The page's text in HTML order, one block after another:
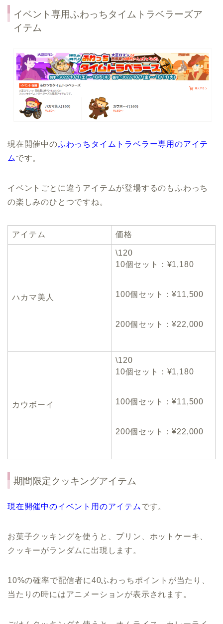
イベント専用ふわっちタイムトラベラーズア
イテム
現在開催中のふわっちタイムトラベラー専用のアイテ
ム です。
イベントごとに違うアイテムが登場するのもふわっち
の楽しみのひとつですね。
アイテム 価格
ハカマ美人
\120
10個セット：¥1,180
100個セット：¥11,500
200個セット：¥22,000
カウボーイ
\120
10個セット：¥1,180
100個セット：¥11,500
200個セット：¥22,000
期間限定クッキングアイテム
現在開催中のイベント用のアイテムです。
お菓子クッキングを使うと、プリン、ホットケーキ、
クッキーがランダムに出現します。
10%の確率で配信者に40ふわっちポイントが当たり、
当たりの時にはアニメーションが表示されます。